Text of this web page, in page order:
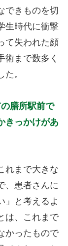
できものを切
生時代に衝撃
て失われた顔
術まで数多く
。
膳所駅前で
きっかけがあ
れまで大きな
、患者さんに
」と考えるよ
は、これまで
かったもので